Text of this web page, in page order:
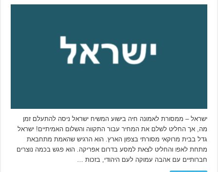
ישראל – ממסורת לאמונה חיה בישוע המשיח ישראל ניסה להתעלם זמן
מה, אך החליט לשלם את המחיר עבור התקווה והשלום האמיתיים! ישראל
גדל בבית מרוקאי מסורתי בצפון הארץ. הוא הרגיש שהאמת מתחבאת
מתחת לאפו והחליט לצאת למסע בדרום אפריקה. הוא פגש בכמה נוצרים
חברותיים עם אהבה עמוקה לעם היהודי, בזכות …